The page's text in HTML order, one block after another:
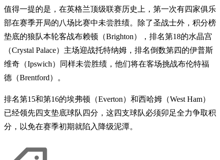
值得一提的是，在英格兰顶级联赛历史上，第一次有四家俱乐
部在赛季开局的八场比赛中未尝胜绩。除了圣战士外，积分榜
垫底的狼队本轮客战布赖顿（Brighton），排名第18的水晶宫
（Crystal Palace）主场迎战托特纳姆，排名倒数第四的伊普斯
维奇（Ipswich）同样未尝胜绩，他们将在客场挑战布伦特福
德（Brentford）。
排名第15和第16的埃弗顿（Everton）和西哈姆（West Ham）
已经领先四支垫底球队四分，这四支球队必须卯足全力争取积
分，以免在赛季初期就陷入降级泥潭。